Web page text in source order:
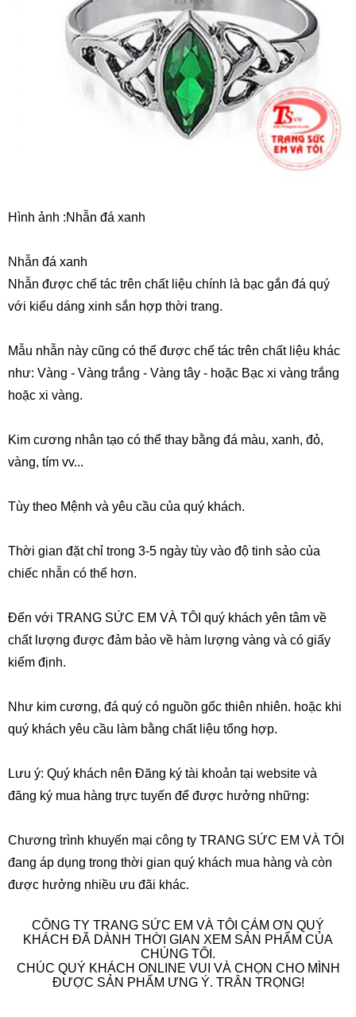
Hình ảnh :Nhẫn đá xanh
Nhẫn đá xanh
Nhẫn được chế tác trên chất liệu chính là bạc gắn đá quý
với kiểu dáng xinh sắn hợp thời trang.
Mẫu nhẫn này cũng có thể được chế tác trên chất liệu khác
như: Vàng - Vàng trắng - Vàng tây - hoặc Bạc xi vàng trắng
hoặc xi vàng.
Kim cương nhân tạo có thể thay bằng đá màu, xanh, đỏ,
vàng, tím vv...
Tùy theo Mệnh và yêu cầu của quý khách.
Thời gian đặt chỉ trong 3-5 ngày tùy vào độ tinh sảo của
chiếc nhẫn có thể hơn.
Đến với TRANG SỨC EM VÀ TÔI quý khách yên tâm về
chất lượng được đảm bảo về hàm lượng vàng và có giấy
kiểm định.
Như kim cương, đá quý có nguồn gốc thiên nhiên. hoặc khi
quý khách yêu cầu làm bằng chất liệu tổng hợp.
Lưu ý: Quý khách nên Đăng ký tài khoản tại website và
đăng ký mua hàng trực tuyến để được hưởng những:
Chương trình khuyến mại công ty TRANG SỨC EM VÀ TÔI
đang áp dụng trong thời gian quý khách mua hàng và còn
được hưởng nhiều ưu đãi khác.
CÔNG TY TRANG SỨC EM VÀ TÔI CÁM ƠN QUÝ
KHÁCH ĐÃ DÀNH THỜI GIAN XEM SẢN PHẨM CỦA
CHÚNG TÔI.
CHÚC QUÝ KHÁCH ONLINE VUI VÀ CHỌN CHO MÌNH
ĐƯỢC SẢN PHẨM ƯNG Ý. TRÂN TRỌNG!